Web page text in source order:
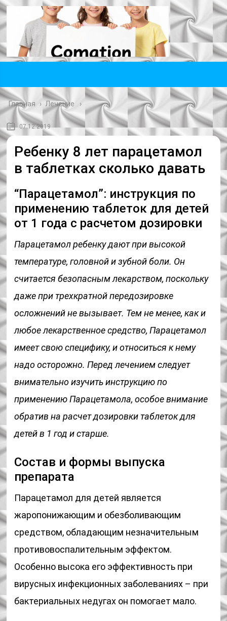
Главная › Лечение
07.12.2019
Ребенку 8 лет парацетамол
в таблетках сколько давать
“Парацетамол”: инструкция по
применению таблеток для детей
от 1 года с расчетом дозировки
Парацетамол ребенку дают при высокой
температуре, головной и зубной боли. Он
считается безопасным лекарством, поскольку
даже при трехкратной передозировке
осложнений не вызывает. Тем не менее, как и
любое лекарственное средство, Парацетамол
имеет свою специфику, и относиться к нему
надо осторожно. Перед лечением следует
внимательно изучить инструкцию по
применению Парацетамола, особое внимание
обратив на расчет дозировки таблеток для
детей в 1 год и старше.
Состав и формы выпуска
препарата
Парацетамол для детей является
жаропонижающим и обезболивающим
средством, обладающим незначительным
противовоспалительным эффектом.
Особенно высока его эффективность при
вирусных инфекционных заболеваниях – при
бактериальных недугах он помогает мало.